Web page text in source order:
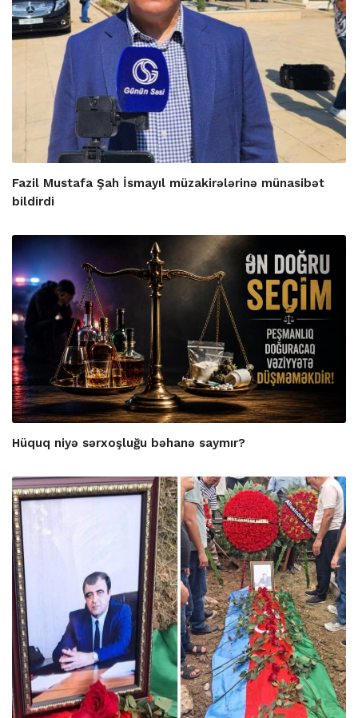
Fazil Mustafa Şah İsmayıl müzakirələrinə münasibət
bildirdi
Hüquq niyə sərxoşluğu bəhanə saymır?